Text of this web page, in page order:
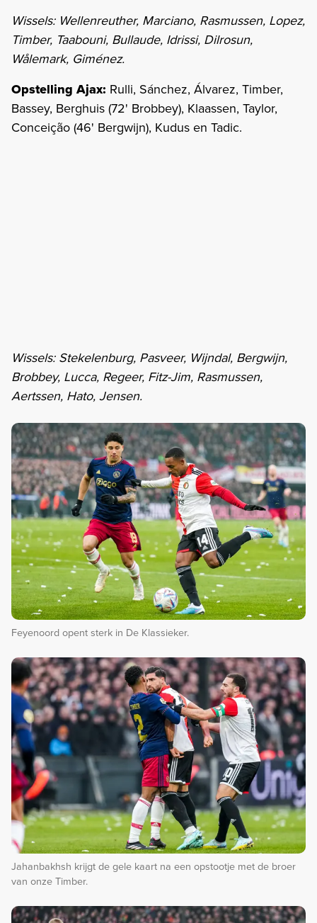
Wissels: Wellenreuther, Marciano, Rasmussen, Lopez,
Timber, Taabouni, Bullaude, Idrissi, Dilrosun,
Wålemark, Giménez.
Opstelling Ajax: Rulli, Sánchez, Álvarez, Timber,
Bassey, Berghuis (72' Brobbey), Klaassen, Taylor,
Conceição (46' Bergwijn), Kudus en Tadic.
Wissels: Stekelenburg, Pasveer, Wijndal, Bergwijn,
Brobbey, Lucca, Regeer, Fitz-Jim, Rasmussen,
Aertssen, Hato, Jensen.
Feyenoord opent sterk in De Klassieker.
Jahanbakhsh krijgt de gele kaart na een opstootje met de broer
van onze Timber.